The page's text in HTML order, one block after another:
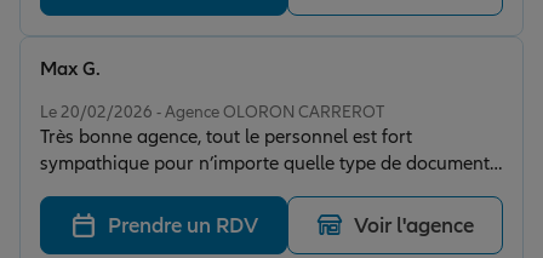
Le 20/02/2026 - Agence OLORON CARREROT
Très bonne agence, tout le personnel est fort
sympathique pour n’importe quelle type de documents.
À recommander sans hésitation, Que ce soit, Monsieur
BIGUE pour les contrats spéciaux ou Madame, lors de
Sinistre,
Max G.
Prendre un RDV Voir l'agence